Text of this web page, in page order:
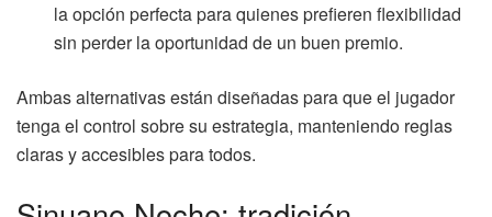
la opción perfecta para quienes prefieren flexibilidad
sin perder la oportunidad de un buen premio.
Ambas alternativas están diseñadas para que el jugador
tenga el control sobre su estrategia, manteniendo reglas
claras y accesibles para todos.